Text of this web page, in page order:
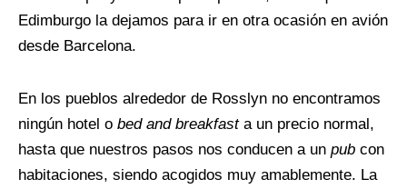
Edimburgo la dejamos para ir en otra ocasión en avión
desde Barcelona.
En los pueblos alrededor de Rosslyn no encontramos
ningún hotel o bed and breakfasta un precio normal,
hasta que nuestros pasos nos conducen a un pub con
habitaciones, siendo acogidos muy amablemente. La